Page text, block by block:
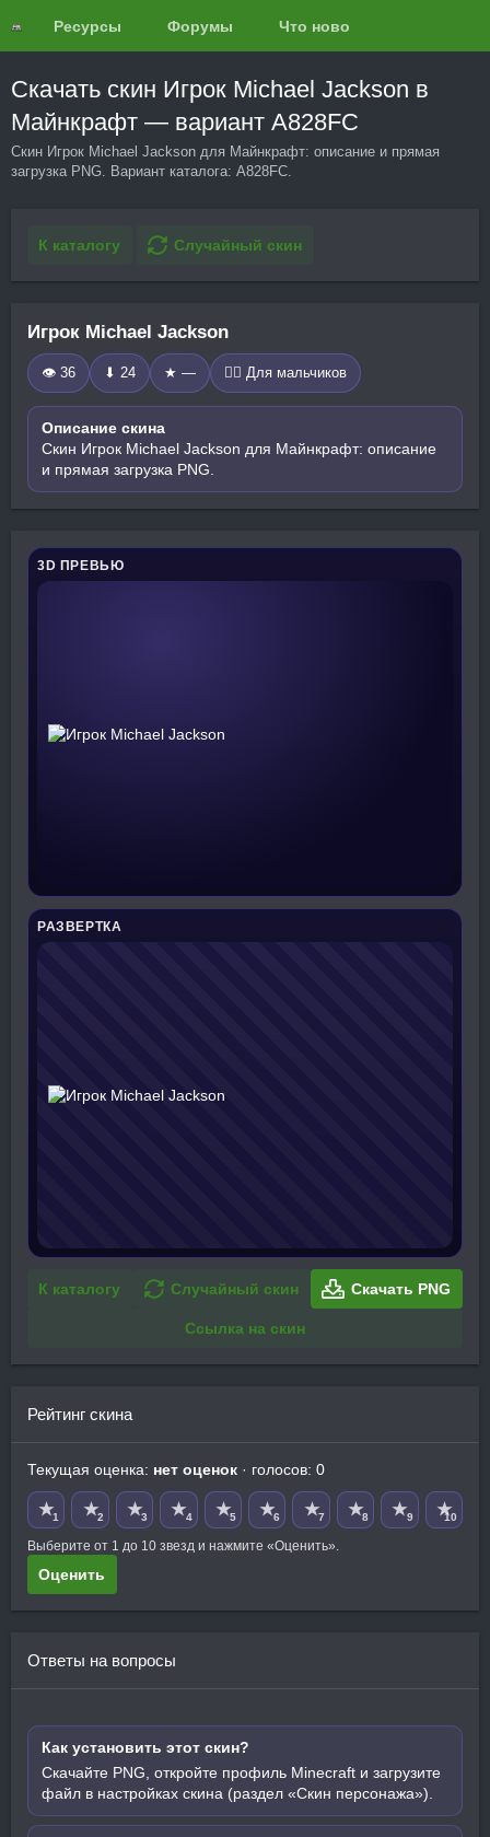
Ресурсы Форумы Что нового?
Скачать скин Игрок Michael Jackson в
Майнкрафт — вариант A828FC
Скин Игрок Michael Jackson для Майнкрафт: описание и прямая
загрузка PNG. Вариант каталога: A828FC.
К каталогу Случайный скин
Игрок Michael Jackson
👁 36 ⬇ 24 ★ — 🧍‍♂️ Для мальчиков
Описание скина
Скин Игрок Michael Jackson для Майнкрафт: описание
и прямая загрузка PNG.
3D ПРЕВЬЮ
РАЗВЕРТКА
К каталогу Случайный скин Скачать PNG
Ссылка на скин
Рейтинг скина
Текущая оценка: нет оценок · голосов: 0
★1 ★2 ★3 ★4 ★5 ★6 ★7 ★8 ★9 ★10
Выберите от 1 до 10 звезд и нажмите «Оценить».
Оценить
Ответы на вопросы
Как установить этот скин?
Скачайте PNG, откройте профиль Minecraft и загрузите
файл в настройках скина (раздел «Скин персонажа»).